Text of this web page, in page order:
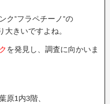
ク”フラペチーノ”の
大きいですよね。
を発見し、調査に向かいま
原1内3階、